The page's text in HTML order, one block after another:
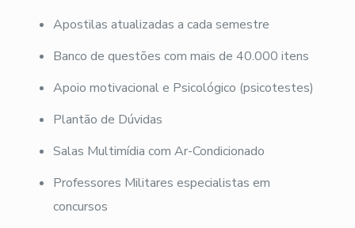
Apostilas atualizadas a cada semestre
Banco de questões com mais de 40.000 itens
Apoio motivacional e Psicológico (psicotestes)
Plantão de Dúvidas
Salas Multimídia com Ar-Condicionado
Professores Militares especialistas em
concursos